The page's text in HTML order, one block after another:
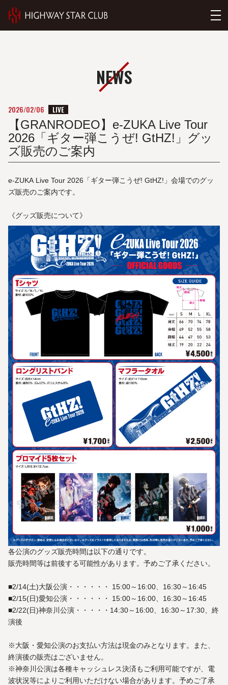
NEWS
2026/02/06 LIVE
【GRANRODEO】e-ZUKA Live Tour
2026「ギター弾こうぜ! GtHZ!」グッ
ズ販売のご案内
e-ZUKA Live Tour 2026「ギター弾こうぜ! GtHZ!」会場でのグッ
ズ販売のご案内です。
《グッズ販売について》
各公演のグッズ販売時間は以下の通りです。
販売時間等は前後する可能性があります。予めご了承ください。
■2/14(土)大阪公演・・・・・・ 15:00～16:00、16:30～16:45
■2/15(日)愛知公演・・・・・・ 15:00～16:00、16:30～16:45
■2/22(日)神奈川公演・・・・・14:30～16:00、16:30～17:30、終
演後
※大阪・愛知公演のお支払い方法は現金のみとなります。また、
終演後の販売はございません。
※神奈川公演は各種キャッシュレス決済もご利用可能ですが、電
波状況等によりご利用いただけない場合があります。予めご了承